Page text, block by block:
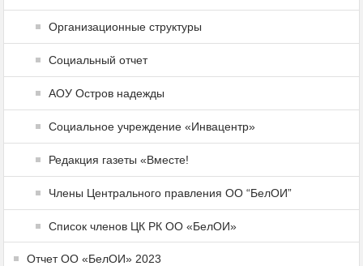
Организационные структуры
Социальный отчет
АОУ Остров надежды
Социальное учреждение «Инвацентр»
Редакция газеты «Вместе!
Члены Центрального правления ОО “БелОИ”
Список членов ЦК РК ОО «БелОИ»
Отчет ОО «БелОИ» 2023